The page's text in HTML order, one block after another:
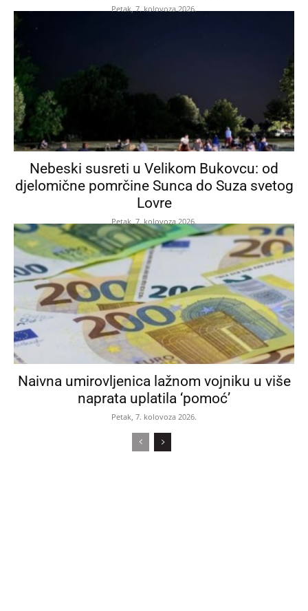
Petak, 7. kolovoza 2026.
Nebeski susreti u Velikom Bukovcu: od
djelomične pomrčine Sunca do Suza svetog
Lovre
Petak, 7. kolovoza 2026.
Naivna umirovljenica lažnom vojniku u više
naprata uplatila ‘pomoć’
Petak, 7. kolovoza 2026.